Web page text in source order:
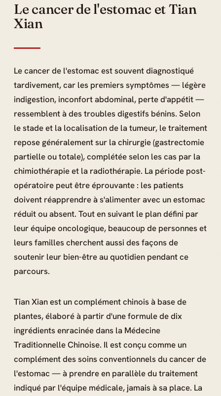
Le cancer de l'estomac et Tian
Xian
Le cancer de l'estomac est souvent diagnostiqué
tardivement, car les premiers symptômes — légère
indigestion, inconfort abdominal, perte d'appétit —
ressemblent à des troubles digestifs bénins. Selon
le stade et la localisation de la tumeur, le traitement
repose généralement sur la chirurgie (gastrectomie
partielle ou totale), complétée selon les cas par la
chimiothérapie et la radiothérapie. La période post-
opératoire peut être éprouvante : les patients
doivent réapprendre à s'alimenter avec un estomac
réduit ou absent. Tout en suivant le plan défini par
leur équipe oncologique, beaucoup de personnes et
leurs familles cherchent aussi des façons de
soutenir leur bien-être au quotidien pendant ce
parcours.
Tian Xian est un complément chinois à base de
plantes, élaboré à partir d'une formule de dix
ingrédients enracinée dans la Médecine
Traditionnelle Chinoise. Il est conçu comme un
complément des soins conventionnels du cancer de
l'estomac — à prendre en parallèle du traitement
indiqué par l'équipe médicale, jamais à sa place. La